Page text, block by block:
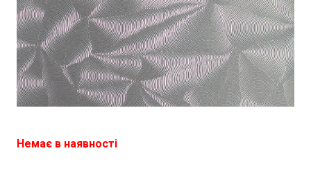
Немає в наявності